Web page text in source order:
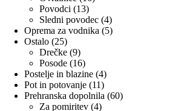
Povodci 1313
izdelkov
Sledni povodec 44
izdelki
Oprema za vodnika 55
Ostalo 2525
izdelkov
Drečke 99
izdelkov
Posode 1616
izdelkov
Postelje in blazine 44
izdelki
Pot in potovanje 1111
izdelkov
Prehranska dopolnila 6060
Za pomiritev 44